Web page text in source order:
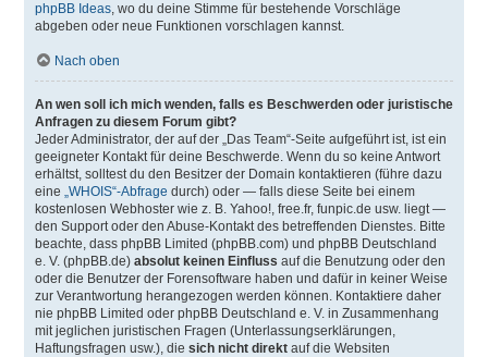
phpBB Ideas, wo du deine Stimme für bestehende Vorschläge
abgeben oder neue Funktionen vorschlagen kannst.
Nach oben
An wen soll ich mich wenden, falls es Beschwerden oder juristische
Anfragen zu diesem Forum gibt?
Jeder Administrator, der auf der „Das Team“-Seite aufgeführt ist, ist ein
geeigneter Kontakt für deine Beschwerde. Wenn du so keine Antwort
erhältst, solltest du den Besitzer der Domain kontaktieren (führe dazu
eine „WHOIS“-Abfrage durch) oder — falls diese Seite bei einem
kostenlosen Webhoster wie z. B. Yahoo!, free.fr, funpic.de usw. liegt —
den Support oder den Abuse-Kontakt des betreffenden Dienstes. Bitte
beachte, dass phpBB Limited (phpBB.com) und phpBB Deutschland
e. V. (phpBB.de) absolut keinen Einfluss auf die Benutzung oder den
oder die Benutzer der Forensoftware haben und dafür in keiner Weise
zur Verantwortung herangezogen werden können. Kontaktiere daher
nie phpBB Limited oder phpBB Deutschland e. V. in Zusammenhang
mit jeglichen juristischen Fragen (Unterlassungserklärungen,
Haftungsfragen usw.), die sich nicht direktauf die Websiten